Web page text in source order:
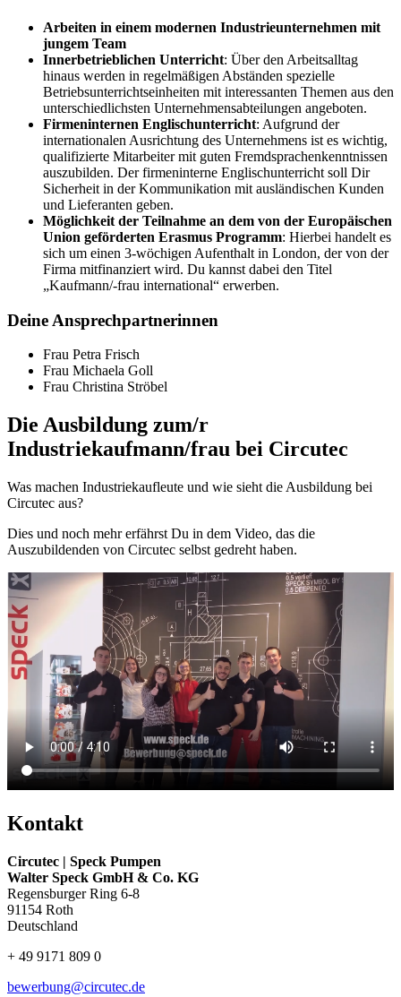
Arbeiten in einem modernen Industrieunternehmen mit
jungem Team
Innerbetrieblichen Unterricht: Über den Arbeitsalltag
hinaus werden in regelmäßigen Abständen spezielle
Betriebsunterrichtseinheiten mit interessanten Themen aus den
unterschiedlichsten Unternehmensabteilungen angeboten.
Firmeninternen Englischunterricht: Aufgrund der
internationalen Ausrichtung des Unternehmens ist es wichtig,
qualifizierte Mitarbeiter mit guten Fremdsprachenkenntnissen
auszubilden. Der firmeninterne Englischunterricht soll Dir
Sicherheit in der Kommunikation mit ausländischen Kunden
und Lieferanten geben.
Möglichkeit der Teilnahme an dem von der Europäischen
Union geförderten Erasmus Programm: Hierbei handelt es
sich um einen 3-wöchigen Aufenthalt in London, der von der
Firma mitfinanziert wird. Du kannst dabei den Titel
„Kaufmann/-frau international“ erwerben.
Deine Ansprechpartnerinnen
Frau Petra Frisch
Frau Michaela Goll
Frau Christina Ströbel
Die Ausbildung zum/r
Industriekaufmann/frau bei Circutec
Was machen Industriekaufleute und wie sieht die Ausbildung bei
Circutec aus?
Dies und noch mehr erfährst Du in dem Video, das die
Auszubildenden von Circutec selbst gedreht haben.
Kontakt
Circutec | Speck Pumpen
Walter Speck GmbH & Co. KG
Regensburger Ring 6-8
91154 Roth
Deutschland
+ 49 9171 809 0
bewerbung@circutec.de